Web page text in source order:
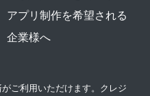
アプリ制作を希望される
企業様へ
ご利用いただけます。クレジ